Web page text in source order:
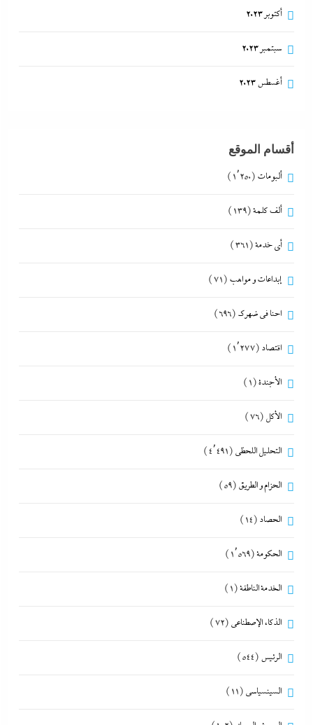
أكتوبر 2023
سبتمبر 2023
أغسطس 2023
أقسام الموقع
ألبومات (1٬250)
ألف كلمة(139)
أي خدمة(361)
إبداعات و مواهب (71)
احنا في ضهرك (696)
اقتصاد (1٬277)
الأجندة(1)
الأكل (76)
التحليل اللحظي (4٬491)
الحزام و الطريق (59)
الحصاد (14)
الحكومة(1٬569)
الخدمة الناطقة(1)
الذكاء الإصطناعي (72)
الرئيس (544)
السينسياسي (11)